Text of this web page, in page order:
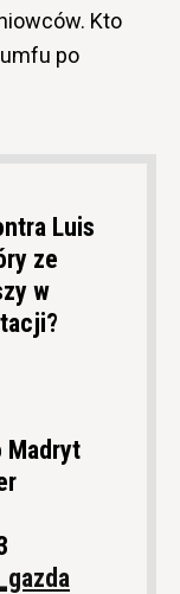
Kto
po
Luis
ze
w
Madryt